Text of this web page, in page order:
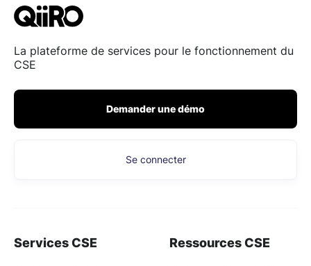
La plateforme de services pour le fonctionnement du
CSE
Demander une démo
Se connecter
Services CSE Ressources CSE